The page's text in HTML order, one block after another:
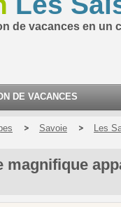
de vacances en un
DE VACANCES
Savoie Les
magnifique